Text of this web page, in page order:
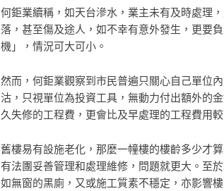
何鉅業續稱，如天台滲水，業主未有及時處理
落，甚至傷及途人，如不幸有意外發生，更要
機」，情況可大可小。
然而，何鉅業觀察到市民普遍只關心自己單位
沽，只視單位為投資工具，無動力付出額外的
久失修的工程費，更會比及早處理的工程費用
舊樓易有設施老化，那麼一幢樓的樓齡多少才
有法團妥善管理和處理維修，問題就更大。至
如無窗的黑廁，又或施工質素不穩定，亦影響